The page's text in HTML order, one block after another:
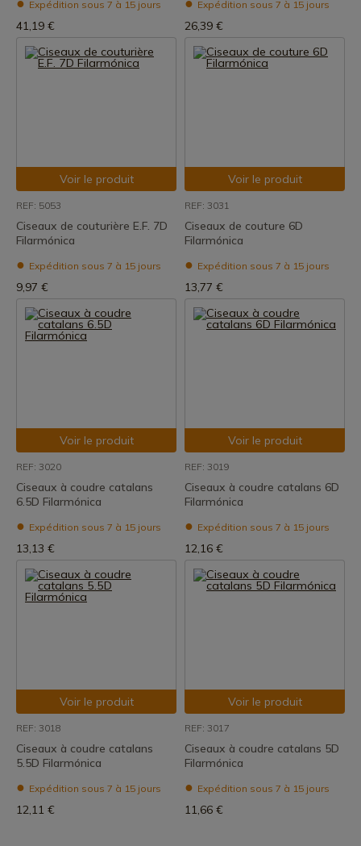
Expédition sous 7 à 15 jours
41,19 €
Expédition sous 7 à 15 jours
26,39 €
Voir le produit
REF: 5053
Ciseaux de couturière E.F. 7D
Filarmónica
Expédition sous 7 à 15 jours
9,97 €
Voir le produit
REF: 3031
Ciseaux de couture 6D
Filarmónica
Expédition sous 7 à 15 jours
13,77 €
Voir le produit
REF: 3020
Ciseaux à coudre catalans
6.5D Filarmónica
Expédition sous 7 à 15 jours
13,13 €
Voir le produit
REF: 3019
Ciseaux à coudre catalans 6D
Filarmónica
Expédition sous 7 à 15 jours
12,16 €
Voir le produit
REF: 3018
Ciseaux à coudre catalans
5.5D Filarmónica
Expédition sous 7 à 15 jours
12,11 €
Voir le produit
REF: 3017
Ciseaux à coudre catalans 5D
Filarmónica
Expédition sous 7 à 15 jours
11,66 €